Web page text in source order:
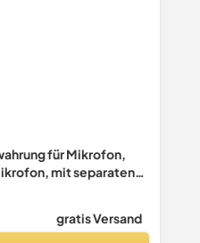
für Mikrofon,
mit separaten
Schutzhülle für
Transporttasche für
Mikrofonhüllegratis Versand